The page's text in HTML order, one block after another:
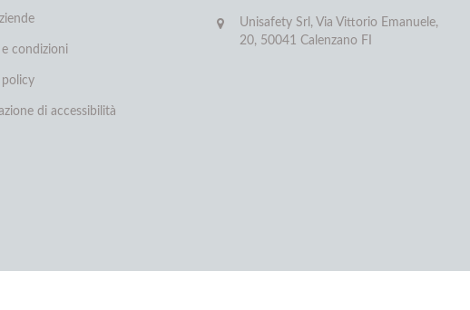
e condizioni
policy
di accessibilità
Unisafety Srl, Via Vittorio Emanuele,
20, 50041 Calenzano FI